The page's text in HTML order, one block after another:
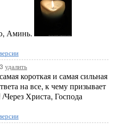
Аминь.
удалить
короткая и самая сильная
на все, к чему призывает
Христа, Господа